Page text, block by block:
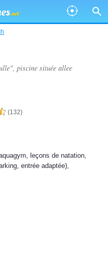
piscine située allee
5 (132)
, leçons de natation,
entrée adaptée),